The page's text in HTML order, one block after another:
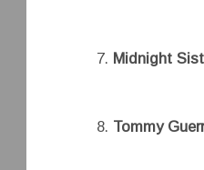
Midnight
Tommy